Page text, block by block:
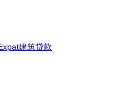
建筑贷款